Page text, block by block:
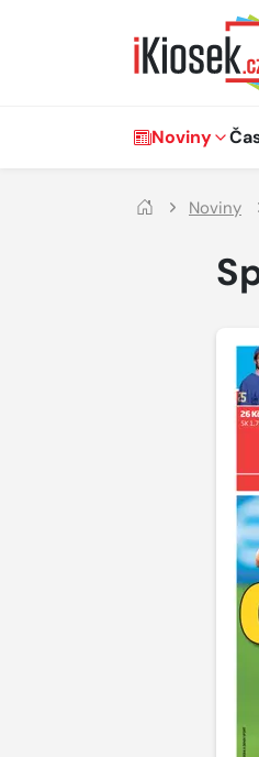
Hlavní navigace
Noviny
Noviny